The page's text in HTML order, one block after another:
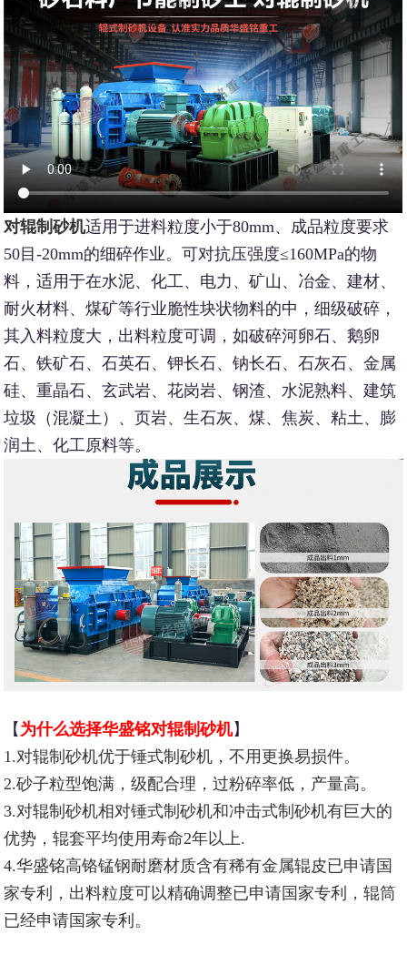
对辊制砂机适用于进料粒度小于80mm、成品粒度要求
50目-20mm的细碎作业。可对抗压强度≤160MPa的物
料，适用于在水泥、化工、电力、矿山、冶金、建材、
耐火材料、煤矿等行业脆性块状物料的中，细级破碎，
其入料粒度大，出料粒度可调，如破碎河卵石、鹅卵
石、铁矿石、石英石、钾长石、钠长石、石灰石、金属
硅、重晶石、玄武岩、花岗岩、钢渣、水泥熟料、建筑
垃圾（混凝土）、页岩、生石灰、煤、焦炭、粘土、膨
润土、化工原料等。
【 为什么选择华盛铭对辊制砂机】
1.对辊制砂机优于锤式制砂机，不用更换易损件。
2.砂子粒型饱满，级配合理，过粉碎率低，产量高。
3.对辊制砂机相对锤式制砂机和冲击式制砂机有巨大的
优势，辊套平均使用寿命2年以上.
4.华盛铭高铬锰钢耐磨材质含有稀有金属辊皮已申请国
家专利，出料粒度可以精确调整已申请国家专利，辊筒
已经申请国家专利。